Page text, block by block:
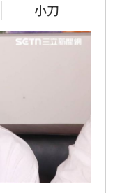
小刀